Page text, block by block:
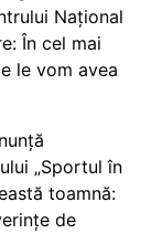
Național
În cel mai
le vom avea
„Sportul în
toamnă:
de